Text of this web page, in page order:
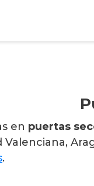
en puertas
Valenciana,
.